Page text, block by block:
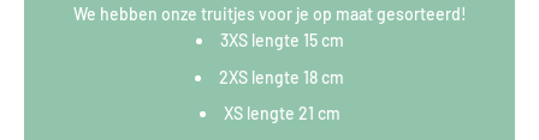
We hebben onze truitjes voor je op maat gesorteerd!
3XS lengte 15 cm
2XS lengte 18 cm
XS lengte 21 cm